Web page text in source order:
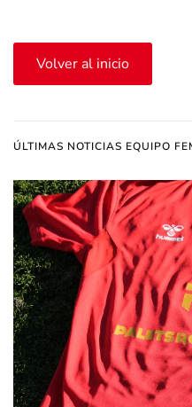
Volver al inicio
ÚLTIMAS NOTICIAS EQUIPO